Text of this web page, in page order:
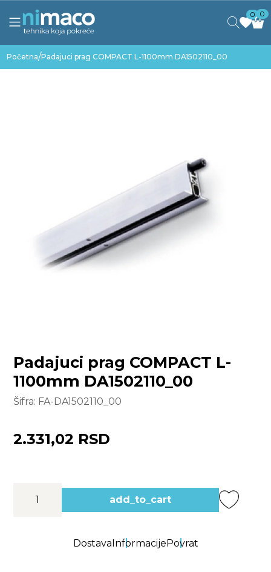
0 0
Početna/Padajuci prag COMPACT L-1100mm DA1502110_00
Padajuci prag COMPACT L-
1100mm DA1502110_00
Šifra: FA-DA1502110_00
2.331,02 RSD
add_to_cart
DostavaInformacijePovrat